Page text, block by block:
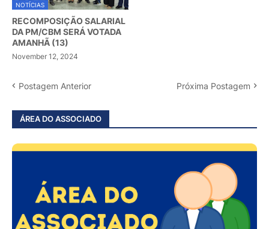
NOTÍCIAS
RECOMPOSIÇÃO SALARIAL
DA PM/CBM SERÁ VOTADA
AMANHÃ (13)
November 12, 2024
Postagem Anterior Próxima Postagem
ÁREA DO ASSOCIADO